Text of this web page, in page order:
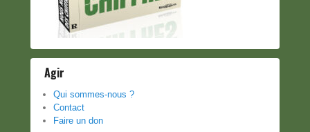
Agir
Qui sommes-nous ?
Contact
Faire un don